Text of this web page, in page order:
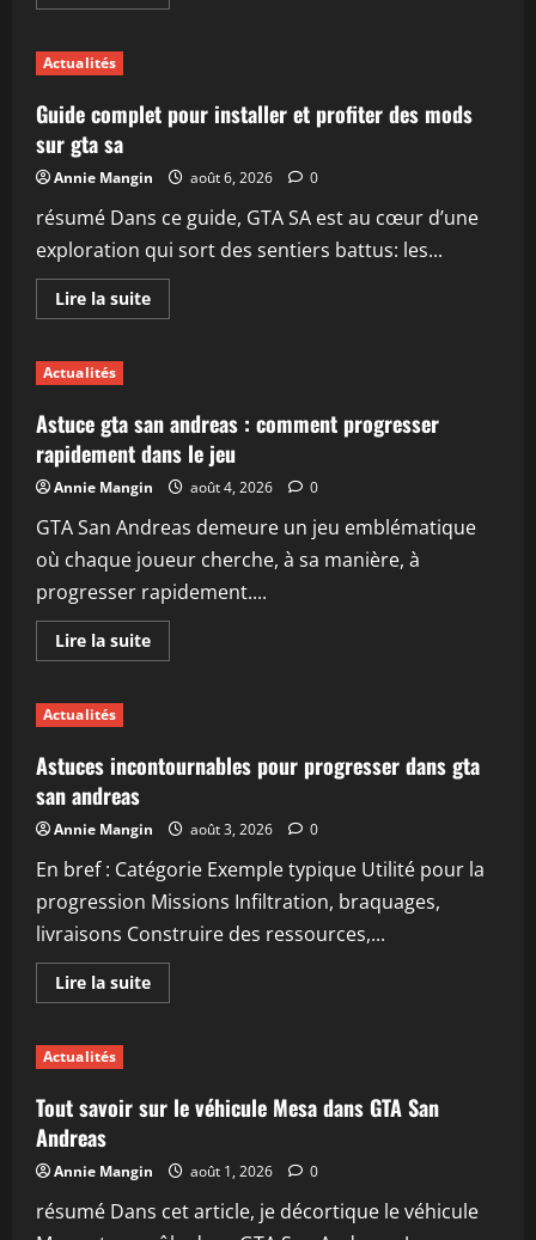
les
voitures
sa
et
spécificités
Actualités
Guide complet pour installer et profiter des mods
sur gta sa
Annie Mangin août 6, 2026 0
résumé Dans ce guide, GTA SA est au cœur d’une
exploration qui sort des sentiers battus: les...
Lire la suiteEn
savoir
installer
et
profiter
des
mods
sur
gta
sa
Actualités
Astuce gta san andreas : comment progresser
rapidement dans le jeu
Annie Mangin août 4, 2026 0
GTA San Andreas demeure un jeu emblématique
où chaque joueur cherche, à sa manière, à
progresser rapidement....
Lire la suiteEn
savoir
andreas
:
rapidement
dans
le
jeu
Actualités
Astuces incontournables pour progresser dans gta
san andreas
Annie Mangin août 3, 2026 0
En bref : Catégorie Exemple typique Utilité pour la
progression Missions Infiltration, braquages,
livraisons Construire des ressources,...
Lire la suiteEn
savoir
progresser
dans
andreas
Actualités
Tout savoir sur le véhicule Mesa dans GTA San
Andreas
Annie Mangin août 1, 2026 0
résumé Dans cet article, je décortique le véhicule